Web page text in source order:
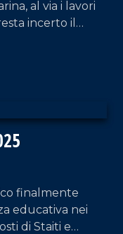
al via i lavori
incerto il
il
finalmente
educativa nei
di Staiti e